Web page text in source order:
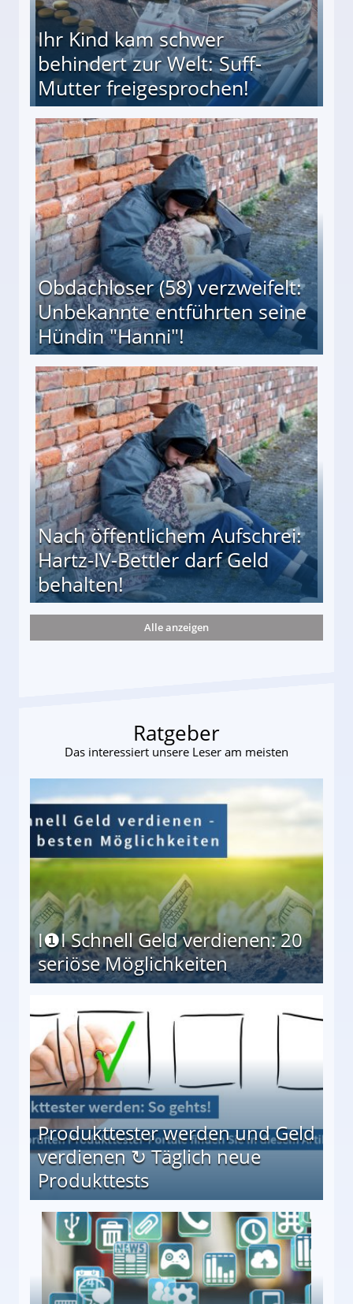
Ihr Kind kam schwer
behindert zur Welt: Suff-
Mutter freigesprochen!
Mutter freigesprochen!
Obdachloser (58) verzweifelt:
Unbekannte entführten seine
Hündin "Hanni"!
entführten seine Hündin "Hanni"!
Nach öffentlichem Aufschrei:
Hartz-IV-Bettler darf Geld
behalten!
darf Geld behalten!
Alle anzeigen
Ratgeber
Das interessiert unsere Leser am meisten
I❶I Schnell Geld verdienen: 20
seriöse Möglichkeiten
Produkttester werden und Geld
verdienen ↻ Täglich neue
Produkttests
↻ Täglich neue Produkttests